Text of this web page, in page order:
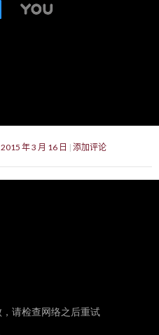
2015 年 3 月 16 日 添加评论